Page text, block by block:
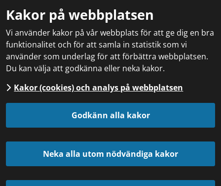
Kakor på webbplatsen
Vi använder kakor på vår webbplats för att ge dig en bra
funktionalitet och för att samla in statistik som vi
använder som underlag för att förbättra webbplatsen.
Du kan välja att godkänna eller neka kakor.
Kakor (cookies) och analys på webbplatsen
Godkänn alla kakor
Neka alla utom nödvändiga kakor